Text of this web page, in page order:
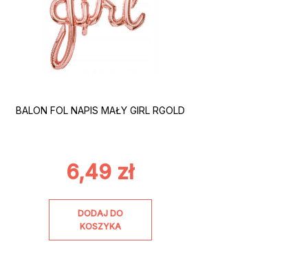
BALON FOL NAPIS MAŁY GIRL RGOLD
6,49 zł
DODAJ DO
KOSZYKA